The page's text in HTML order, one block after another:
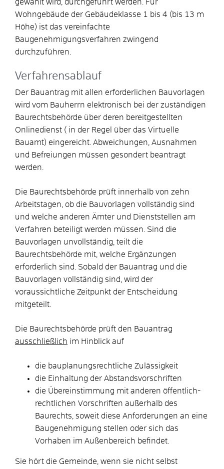
gewählt wird, durchgeführt werden. Für
Wohngebäude der Gebäudeklasse 1 bis 4 (bis 13 m
Höhe) ist das vereinfachte
Baugenehmigungsverfahren zwingend
durchzuführen.
Verfahrensablauf
Der Bauantrag mit allen erforderlichen Bauvorlagen
wird vom Bauherrn elektronisch bei der zuständigen
Baurechtsbehörde über deren bereitgestellten
Onlinedienst ( in der Regel über das Virtuelle
Bauamt) eingereicht. Abweichungen, Ausnahmen
und Befreiungen müssen gesondert beantragt
werden.
Die Baurechtsbehörde prüft innerhalb von zehn
Arbeitstagen, ob die Bauvorlagen vollständig sind
und welche anderen Ämter und Dienststellen am
Verfahren beteiligt werden müssen. Sind die
Bauvorlagen unvollständig, teilt die
Baurechtsbehörde mit, welche Ergänzungen
erforderlich sind. Sobald der Bauantrag und die
Bauvorlagen vollständig sind, wird der
voraussichtliche Zeitpunkt der Entscheidung
mitgeteilt.
Die Baurechtsbehörde prüft den Bauantrag
ausschließlich im Hinblick auf
die bauplanungsrechtliche Zulässigkeit
die Einhaltung der Abstandsvorschriften
die Übereinstimmung mit anderen öffentlich-
rechtlichen Vorschriften außerhalb des
Baurechts, soweit diese Anforderungen an eine
Baugenehmigung stellen oder sich das
Vorhaben im Außenbereich befindet.
Sie hört die Gemeinde, wenn sie nicht selbst